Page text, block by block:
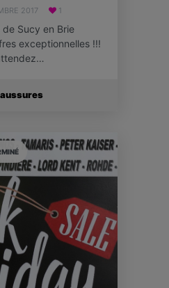
2017 1
Sucy en Brie
exceptionnelles !!!